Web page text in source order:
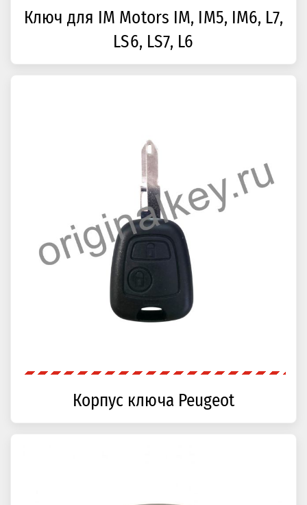
Ключ для IM Motors IM, IM5, IM6, L7,
LS6, LS7, L6
Корпус ключа Peugeot